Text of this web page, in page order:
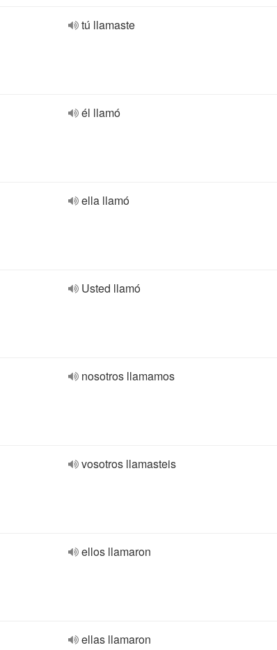
tú llamaste
él llamó
ella llamó
Usted llamó
nosotros llamamos
vosotros llamasteis
ellos llamaron
ellas llamaron